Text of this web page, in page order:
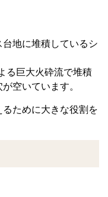
地に堆積しているシ
る巨大火砕流で堆積
空いています。
ために大きな役割を